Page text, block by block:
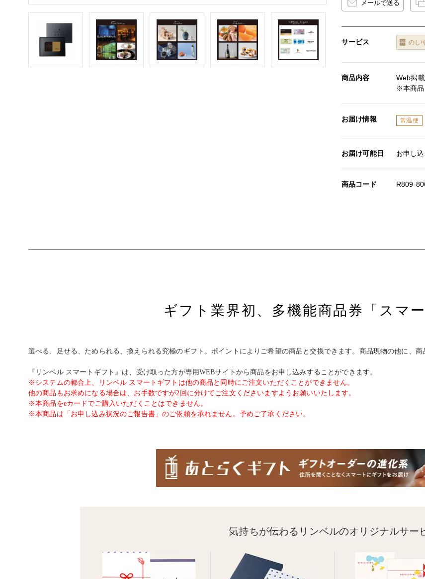
メールで送る
サービス のし
商品内容
Web掲
※本商品
お届け情報 常温便
お届け可能日 お申し
商品コード R809-
ギフト業界初、多機能商品券「スマ
選べる、足せる、ためられる、換えられる究極のギフト。ポイントによりご希望の商品と交換できます。商品現物の他に、
『リンベル スマートギフト』は、受け取った方が専用WEBサイトから商品をお申し込みすることができます。
※システムの都合上、リンベル スマートギフトは他の商品と同時にご注文いただくことができません。
他の商品もお求めになる場合は、お手数ですが2回に分けてご注文くださいますようお願いいたします。
※本商品をeカードでご購入いただくことはできません。
※本商品は「お申し込み状況のご報告書」のご依頼を承れません。予めご了承ください。
気持ちが伝わるリンベルのオリジナルサー